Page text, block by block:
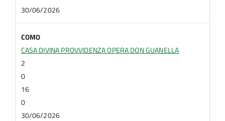
30/06/2026
COMO
CASA DIVINA PROVVIDENZA OPERA DON GUANELLA
2
0
16
0
30/06/2026